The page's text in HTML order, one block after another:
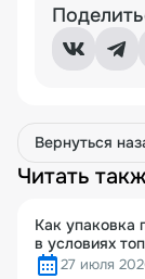
Вернуться
Читать
Как упаковка
в условиях
27 июля